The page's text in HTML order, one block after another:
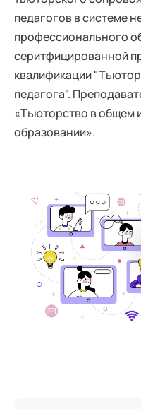
педагогов в системе
профессионального
серитфицированной
квалификации
педагога".
«Тьюторство в общем
образовании».